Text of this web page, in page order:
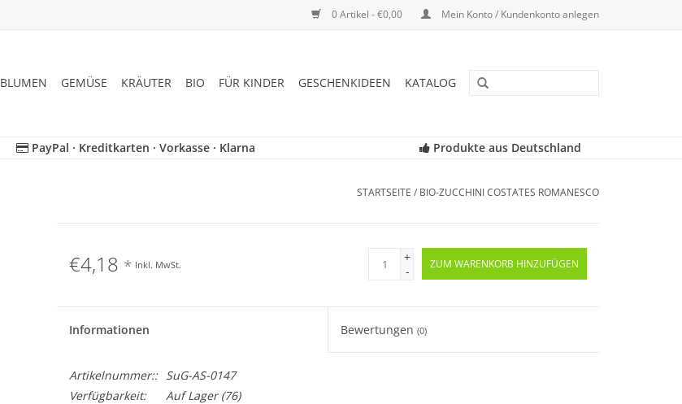
0 Artikel - €0,00 Mein Konto / Kundenkonto anlegen
BLUMEN GEMÜSE KRÄUTER BIO FÜR KINDER GESCHENKIDEEN KATALOG
PayPal · Kreditkarten · Vorkasse · Klarna Produkte aus Deutschland
STARTSEITE / BIO-ZUCCHINI COSTATES ROMANESCO
€4,18 * Inkl. MwSt.
+
-
ZUM WARENKORB HINZUFÜGEN
Informationen Bewertungen(0)
Artikelnummer::
SuG-AS-0147
Verfügbarkeit:
Auf Lager(76)